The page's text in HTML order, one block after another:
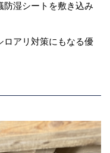
防湿シートを敷き込み
ロアリ対策にもなる優